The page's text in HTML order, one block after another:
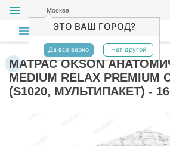
Москва
ЭТО ВАШ ГОРОД?
Да все верно Нет другой
МАТРАС OKSON
MEDIUM RELAX PREMIUM
(S1020, МУЛЬТИПАКЕТ) -